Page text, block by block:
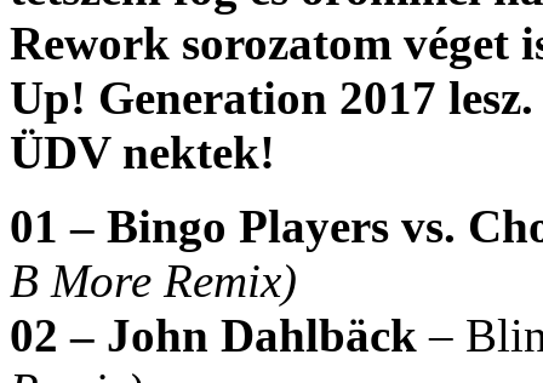
Rework sorozatom véget
Up! Generation 2017 lesz.
ÜDV nektek!
01 – Bingo Players vs.
B More Remix)
02 – John Dahlbäck –